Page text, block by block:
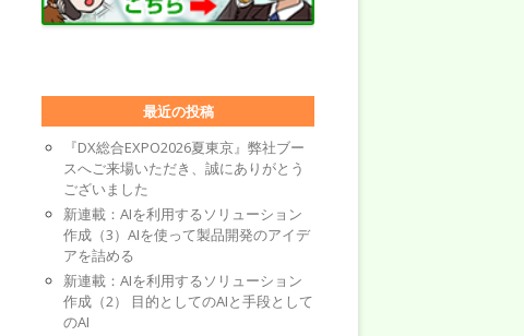
最近の投稿
『DX総合EXPO2026夏東京』弊社ブー
スへご来場いただき、誠にありがとう
ございました
新連載：AIを利用するソリューション
作成（3）AIを使って製品開発のアイデ
アを詰める
新連載：AIを利用するソリューション
作成（2） 目的としてのAIと手段として
のAI